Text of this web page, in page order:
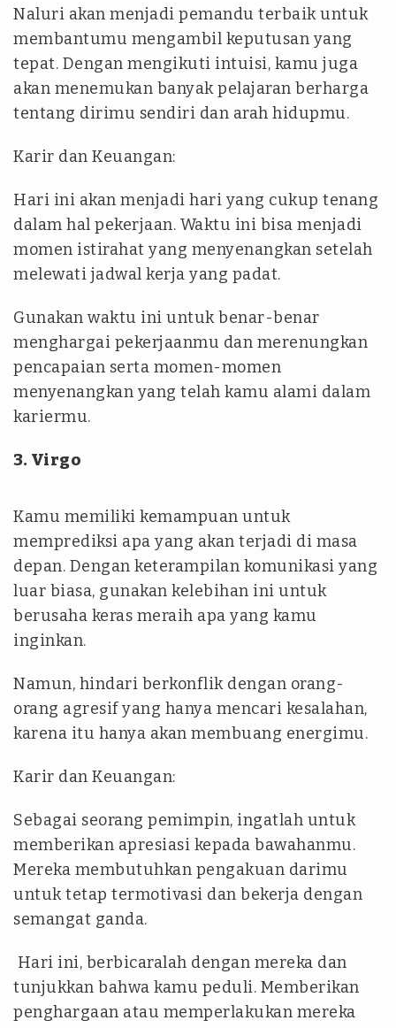
Naluri akan menjadi pemandu terbaik untuk
membantumu mengambil keputusan yang
tepat. Dengan mengikuti intuisi, kamu juga
akan menemukan banyak pelajaran berharga
tentang dirimu sendiri dan arah hidupmu.
Karir dan Keuangan:
Hari ini akan menjadi hari yang cukup tenang
dalam hal pekerjaan. Waktu ini bisa menjadi
momen istirahat yang menyenangkan setelah
melewati jadwal kerja yang padat.
Gunakan waktu ini untuk benar-benar
menghargai pekerjaanmu dan merenungkan
pencapaian serta momen-momen
menyenangkan yang telah kamu alami dalam
kariermu.
3. Virgo
Kamu memiliki kemampuan untuk
memprediksi apa yang akan terjadi di masa
depan. Dengan keterampilan komunikasi yang
luar biasa, gunakan kelebihan ini untuk
berusaha keras meraih apa yang kamu
inginkan.
Namun, hindari berkonflik dengan orang-
orang agresif yang hanya mencari kesalahan,
karena itu hanya akan membuang energimu.
Karir dan Keuangan:
Sebagai seorang pemimpin, ingatlah untuk
memberikan apresiasi kepada bawahanmu.
Mereka membutuhkan pengakuan darimu
untuk tetap termotivasi dan bekerja dengan
semangat ganda.
Hari ini, berbicaralah dengan mereka dan
tunjukkan bahwa kamu peduli. Memberikan
penghargaan atau memperlakukan mereka